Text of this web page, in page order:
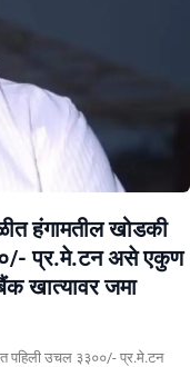
हंगामतील खोडकी
प्र.मे.टन असे एकुण
खात्यावर जमा
पहिली उचल ३३००/- प्र.मे.टन